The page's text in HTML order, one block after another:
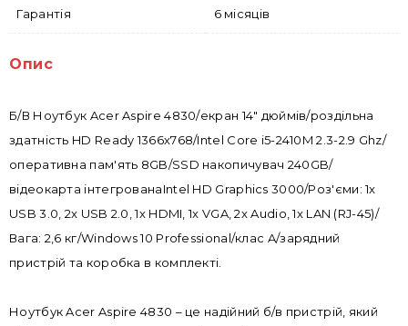
Гарантія 6 місяців
Опис
Б/В Ноутбук Acer Aspire 4830/екран 14" дюймів/роздільна
здатність HD Ready 1366х768/Intel Core i5-2410M 2.3-2.9 Ghz/
оперативна пам'ять 8GB/SSD накопичувач 240GB/
відеокарта інтегрованаIntel HD Graphics 3000/Роз'єми: 1x
USB 3.0, 2x USB 2.0, 1x HDMI, 1x VGA, 2x Audio, 1x LAN (RJ-45)/
Вага: 2,6 кг/Windows 10 Professional/клас A/зарядний
пристрій та коробка в комплекті.
Ноутбук Acer Aspire 4830 – це надійний б/в пристрій, який